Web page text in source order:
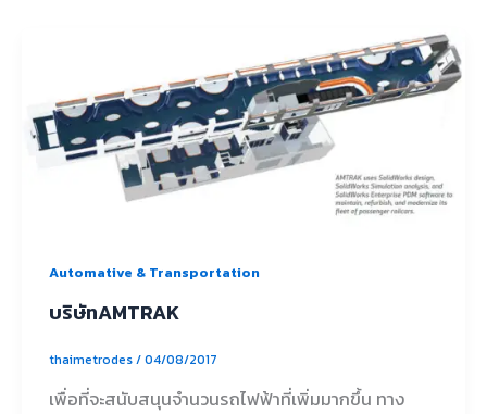
Automative & Transportation
บริษัทAMTRAK
thaimetrodes/04/08/2017
เพื่อที่จะสนับสนุนจำนวนรถไฟฟ้าที่เพิ่มมากขึ้น ทาง